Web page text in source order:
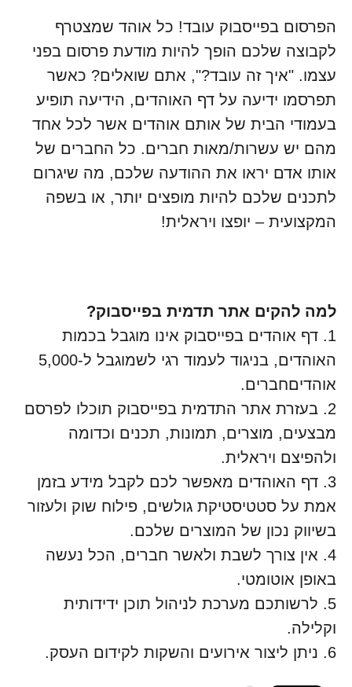
הפרסום בפייסבוק עובד! כל אוהד שמצטרף
לקבוצה שלכם הופך להיות מודעת פרסום בפני
עצמו. "איך זה עובד?", אתם שואלים? כאשר
תפרסמו ידיעה על דף האוהדים, הידיעה תופיע
בעמודי הבית של אותם אוהדים אשר לכל אחד
מהם יש עשרות/מאות חברים. כל החברים של
אותו אדם יראו את ההודעה שלכם, מה שיגרום
לתכנים שלכם להיות מופצים יותר, או בשפה
המקצועית – יופצו ויראלית!
למה להקים אתר תדמית בפייסבוק?
1. דף אוהדים בפייסבוק אינו מוגבל בכמות
האוהדים, בניגוד לעמוד רגי לשמוגבל ל-5,000
אוהדיםחברים.
2. בעזרת אתר התדמית בפייסבוק תוכלו לפרסם
מבצעים, מוצרים, תמונות, תכנים וכדומה
ולהפיצם ויראלית.
3. דף האוהדים מאפשר לכם לקבל מידע בזמן
אמת על סטטיסטיקת גולשים, פילוח שוק ולעזור
בשיווק נכון של המוצרים שלכם.
4. אין צורך לשבת ולאשר חברים, הכל נעשה
באופן אוטומטי.
5. לרשותכם מערכת לניהול תוכן ידידותית
וקלילה.
6. ניתן ליצור אירועים והשקות לקידום העסק.